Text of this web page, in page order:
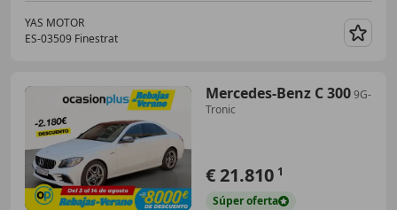
YAS MOTOR
ES-03509 Finestrat
Mercedes-Benz C 3009G-
Tronic
€ 21.810 1
Súperoferta